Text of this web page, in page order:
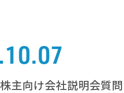
主向け会社説明会質